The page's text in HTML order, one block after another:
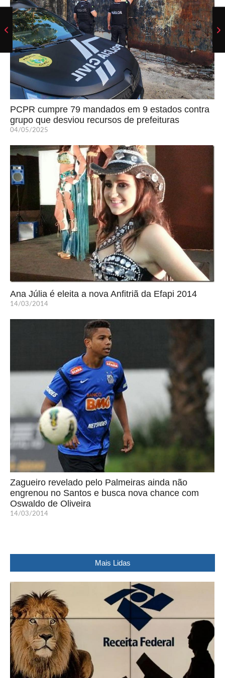
PCPR cumpre 79 mandados em 9 estados contra
grupo que desviou recursos de prefeituras
04/05/2025
Ana Júlia é eleita a nova Anfitriã da Efapi 2014
14/03/2014
Zagueiro revelado pelo Palmeiras ainda não
engrenou no Santos e busca nova chance com
Oswaldo de Oliveira
14/03/2014
Mais Lidas